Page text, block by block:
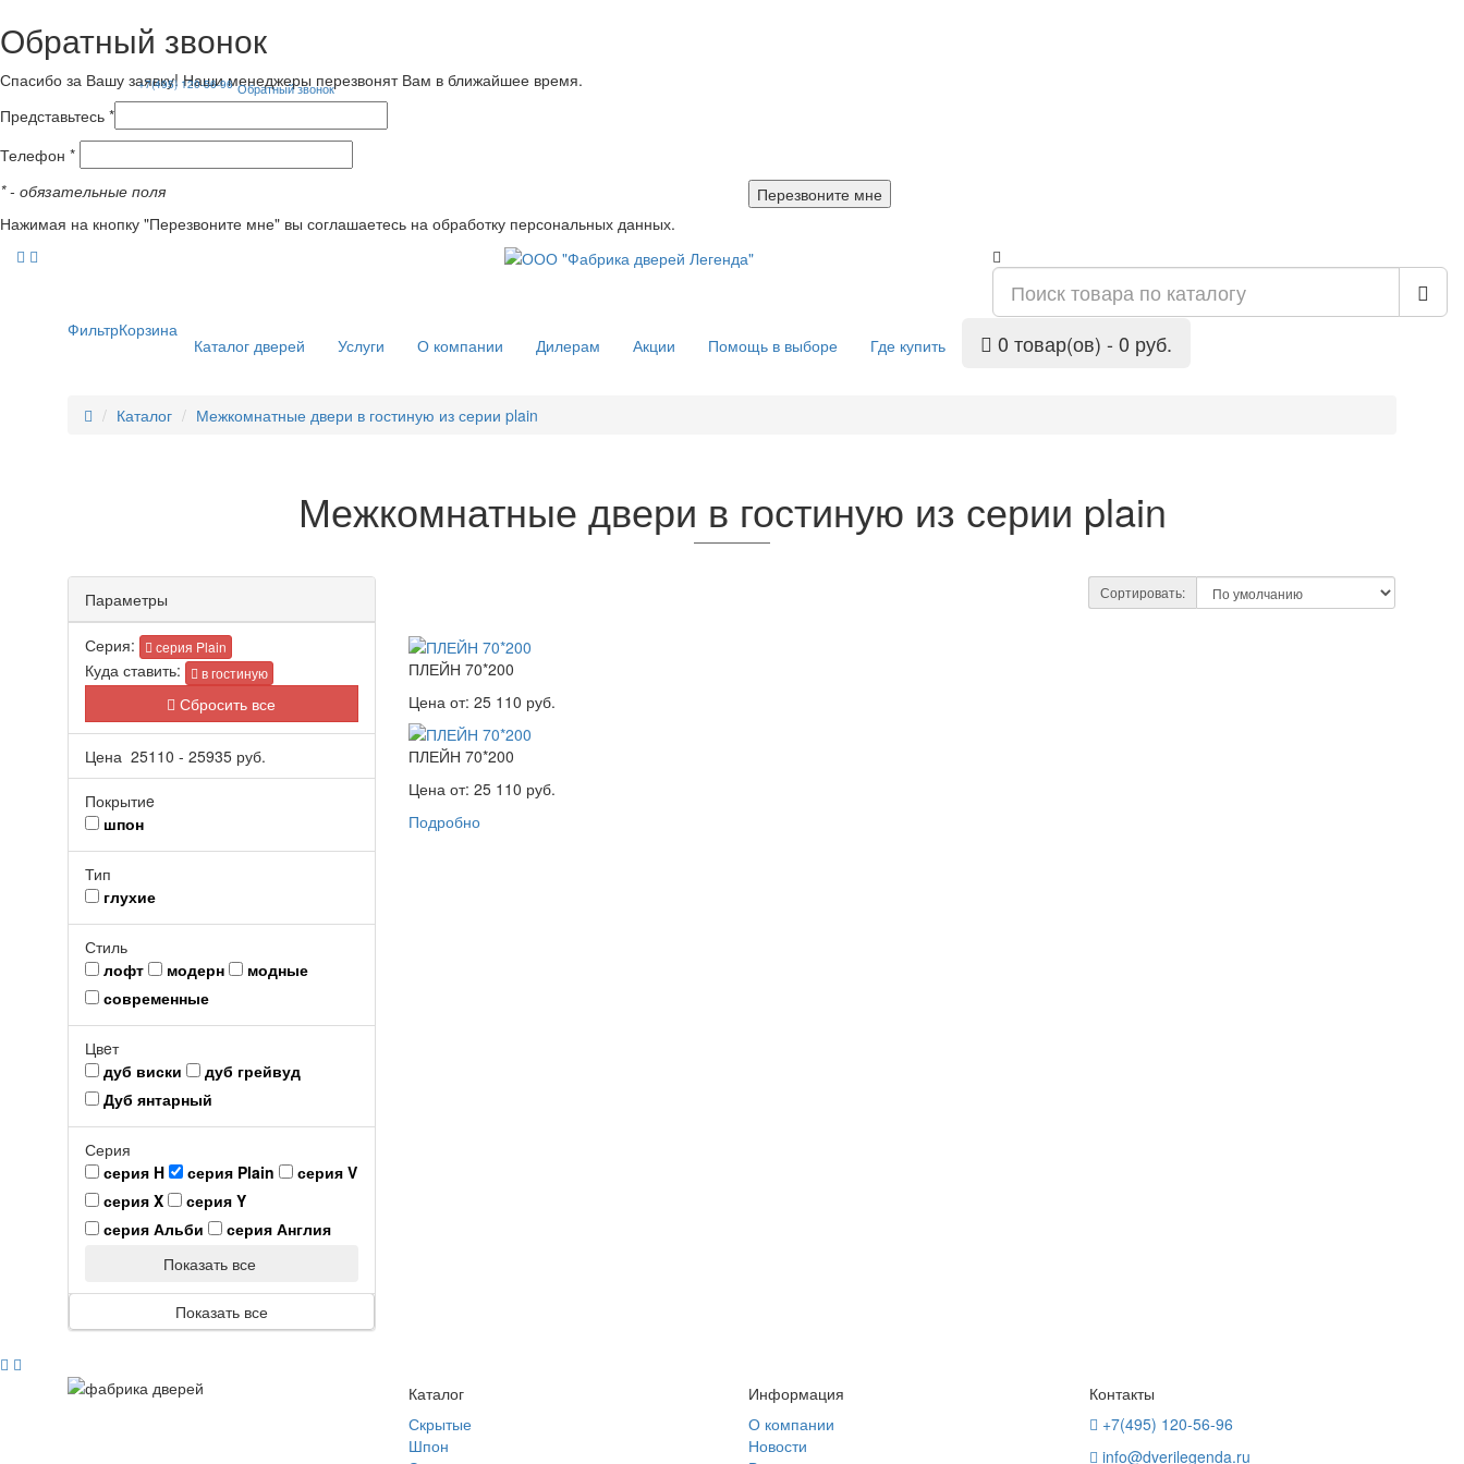
+7(495) 120-56-96 Обратный звонок
Обратный звонок
Спасибо за Вашу заявку! Наши менеджеры перезвонят Вам в ближайшее время.
Представьтесь *
Телефон *
*- обязательные поля
Нажимая на кнопку "Перезвоните мне" вы соглашаетесь на обработку персональных данных.
ФильтрКорзина
Каталог дверей Услуги О компании Дилерам Акции Помощь в выборе Где купить 0 товар(ов) - 0 руб.
Каталог Межкомнатные двери в гостиную из серии plain
Межкомнатные двери в гостиную из серии plain
Параметры
Серия: серия Plain
Куда ставить: в гостиную
Сбросить все
Цена 25110 - 25935 руб.
Покрытиe
шпон
Тип
глухие
Стиль
лофт
модерн
модные
современные
Цвeт
дуб виски
дуб грейвуд
Дуб янтарный
Серия
серия H
серия Plain
серия V
серия X
серия Y
серия Альби
серия Англия
Показать все
Показать все
Сортировать:
ПЛЕЙН 70*200
Цена от: 25 110 руб.
ПЛЕЙН 70*200
Цена от: 25 110 руб.
Подробно
Каталог
Скрытые
Шпон
Информация
О компании
Новости
Контакты
+7(495) 120-56-96
info@dverilegenda.ru